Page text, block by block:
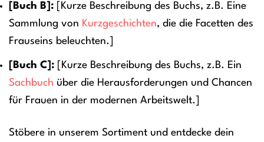
[Buch B]: [Kurze Beschreibung des Buchs, z.B. Eine
Sammlung von Kurzgeschichten, die die Facetten des
Frauseins beleuchten.]
[Buch C]: [Kurze Beschreibung des Buchs, z.B. Ein
Sachbuch über die Herausforderungen und Chancen
für Frauen in der modernen Arbeitswelt.]
Stöbere in unserem Sortiment und entdecke dein